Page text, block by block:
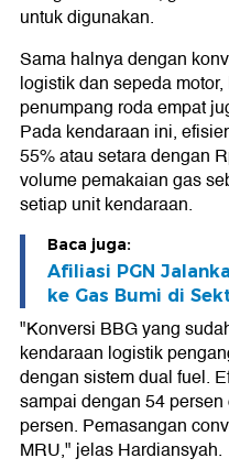
untuk digunakan.
Sama halnya dengan
logistik dan sepeda
penumpang roda empat
Pada kendaraan ini,
55% atau setara dengan
volume pemakaian gas
setiap unit kendaraan.
Baca juga:
Afiliasi PGN
ke Gas Bumi di
"Konversi BBG yang
kendaraan logistik
dengan sistem dual fuel.
sampai dengan 54
persen. Pemasangan
MRU," jelas Hardiansyah.